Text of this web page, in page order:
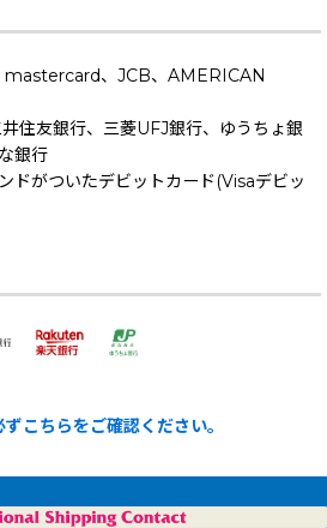
mastercard、JCB、AMERICAN
井住友銀行、三菱UFJ銀行、ゆうちょ銀
銀行
ドがついたデビットカード(Visaデビッ
こちらをご確認ください。